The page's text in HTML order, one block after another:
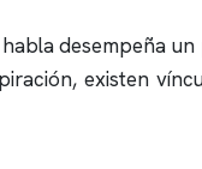
desempeña
existen